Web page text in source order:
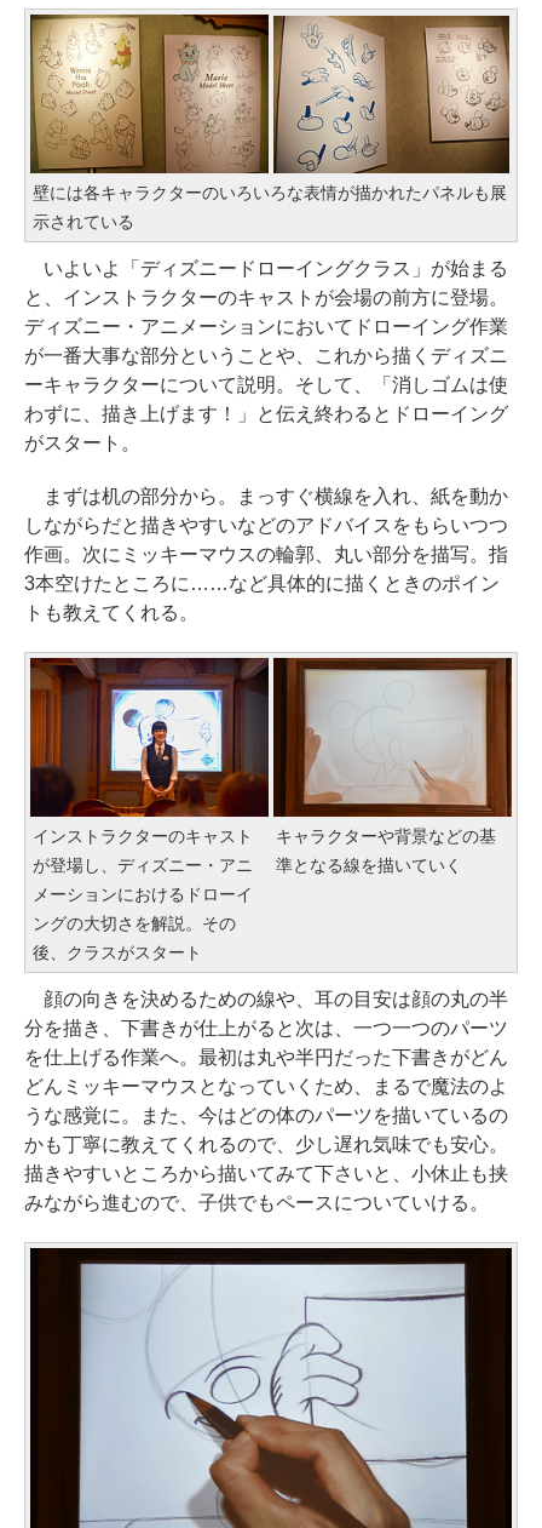
壁には各キャラクターのいろいろな表情が描かれたパネルも展
示されている
いよいよ「ディズニードローイングクラス」が始まる
と、インストラクターのキャストが会場の前方に登場。
ディズニー・アニメーションにおいてドローイング作業
が一番大事な部分ということや、これから描くディズニ
ーキャラクターについて説明。そして、「消しゴムは使
わずに、描き上げます！」と伝え終わるとドローイング
がスタート。
まずは机の部分から。まっすぐ横線を入れ、紙を動か
しながらだと描きやすいなどのアドバイスをもらいつつ
作画。次にミッキーマウスの輪郭、丸い部分を描写。指
3本空けたところに……など具体的に描くときのポイン
トも教えてくれる。
インストラクターのキャスト
が登場し、ディズニー・アニ
メーションにおけるドローイ
ングの大切さを解説。その
後、クラスがスタート
キャラクターや背景などの基
準となる線を描いていく
顔の向きを決めるための線や、耳の目安は顔の丸の半
分を描き、下書きが仕上がると次は、一つ一つのパーツ
を仕上げる作業へ。最初は丸や半円だった下書きがどん
どんミッキーマウスとなっていくため、まるで魔法のよ
うな感覚に。また、今はどの体のパーツを描いているの
かも丁寧に教えてくれるので、少し遅れ気味でも安心。
描きやすいところから描いてみて下さいと、小休止も挟
みながら進むので、子供でもペースについていける。